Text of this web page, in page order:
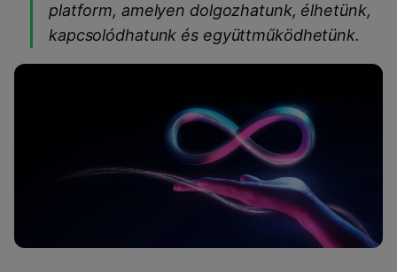
platform, amelyen dolgozhatunk, élhetünk,
kapcsolódhatunk és együttműködhetünk.